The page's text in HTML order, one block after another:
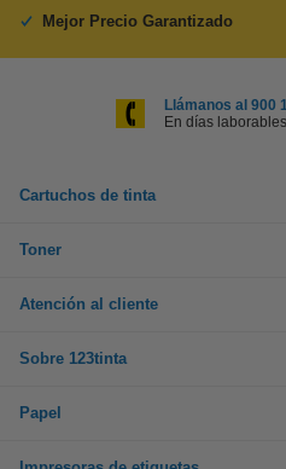
Mejor Precio Garantizado
Llámanos al 900
En días
Cartuchos de tinta
Toner
Atención al cliente
Sobre 123tinta
Papel